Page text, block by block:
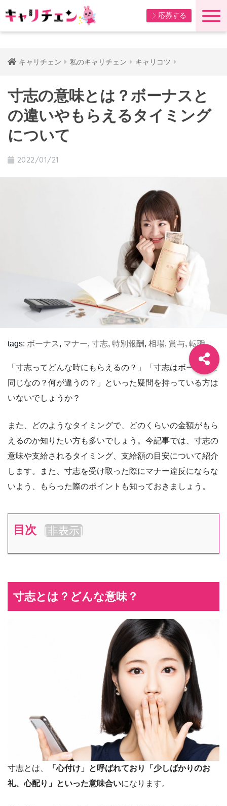
応募する
キャリチェン 私のキャリチェン キャリコツ
寸志の意味とは？ボーナスと
の違いやもらえるタイミング
について
2022/01/21
tags: ボーナス , マナー, 寸志, 特別報酬, 相場, 賞与, 転職
「寸志ってどんな時にもらえるの？」「寸志はボーナスと
同じなの？何が違うの？」といった疑問を持っている方は
いないでしょうか？
また、どのようなタイミングで、どのくらいの金額がもら
えるのか知りたい方も多いでしょう。今記事では、寸志の
意味や支給されるタイミング、支給額の目安について紹介
します。また、寸志を受け取った際にマナー違反にならな
いよう、もらった際のポイントも知っておきましょう。
目次 [非表示]
寸志とは？どんな意味？
寸志とは、
「心付け」と呼ばれており「少しばかりのお
礼、心配り」といった意味合いになります。